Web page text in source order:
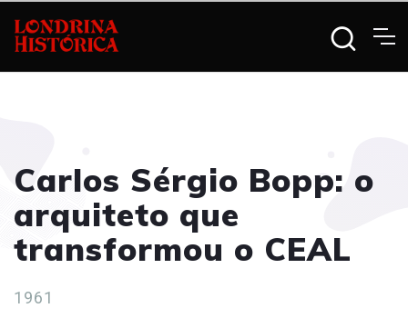
Carlos Sérgio Bopp: o
arquiteto que
transformou o CEAL
1961